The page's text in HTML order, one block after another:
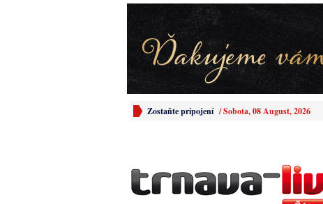
Zostaňte pripojení /Sobota, 08 August, 2026